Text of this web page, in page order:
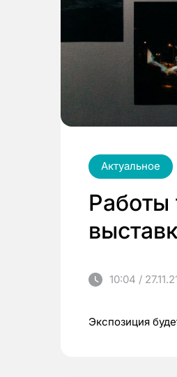
Актуальное
Работы
10:04 /
Экспозиция